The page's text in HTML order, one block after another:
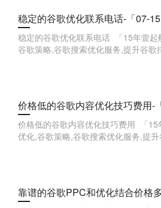
稳定的谷歌优化联系电话-「07-15
稳定的谷歌优化联系电话 「15年壹起
谷歌策略,谷歌搜索优化服务,提升谷歌
价格低的谷歌内容优化技巧费用-
价格低的谷歌内容优化技巧费用 「15
优化,谷歌策略,谷歌搜索优化服务,提
靠谱的谷歌PPC和优化结合价格